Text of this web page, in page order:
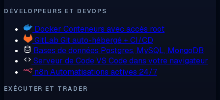
DÉVELOPPEURS ET DEVOPS
Docker Conteneurs avec accès root
GitLab Git auto-hébergé + CI/CD
Bases de données Postgres, MySQL, MongoDB
Serveur de CodeVS Code dans votre navigateur
n8n Automatisations actives 24/7
EXÉCUTER ET TRADER